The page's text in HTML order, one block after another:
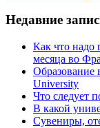
Недавние
Как что надо
месяца во
Образование
University
Что следует
В какой
Сувениры,